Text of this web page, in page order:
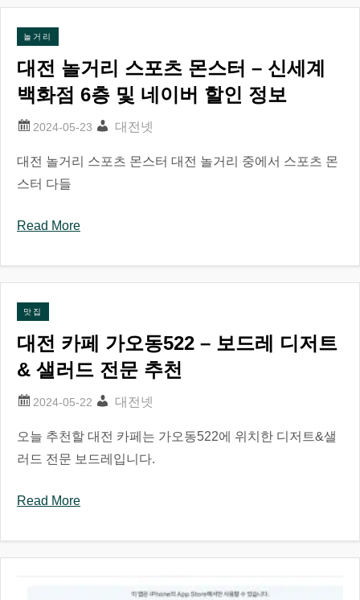
놀거리
대전 놀거리 스포츠 몬스터 – 신세계
백화점 6층 및 네이버 할인 정보
대전넷
대전 놀거리 스포츠 몬스터 대전 놀거리 중에서 스포츠 몬
스터 다들
Read More
맛집
대전 카페 가오동522 – 보드레 디저트
& 샐러드 전문 추천
대전넷
오늘 추천할 대전 카페는 가오동522에 위치한 디저트&샐
러드 전문 보드레입니다.
Read More